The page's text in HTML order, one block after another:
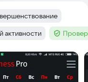
активности Тег :